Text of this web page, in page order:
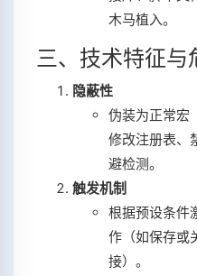
木马植入‌。
三、技术特征与
隐蔽性
伪装为正常宏
修改注册表、
避检测‌。
触发机制
根据预设条件
作（如保存或
接）‌。